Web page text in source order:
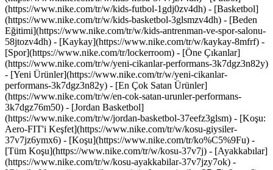
(https://www.nike.com/tr/w/kids-futbol-1gdj0zv4dh) - [Basketbol]
(https://www.nike.com/tr/w/kids-basketbol-3glsmzv4dh) - [Beden
Eğitimi](https://www.nike.com/tr/w/kids-antrenman-ve-spor-salonu-
58jtozv4dh) - [Kaykay](https://www.nike.com/tr/w/kaykay-8mfrf) -
[Spor](https://www.nike.com/tr/lockerroom) - [Öne Çıkanlar]
(https://www.nike.com/tr/w/yeni-cikanlar-performans-3k7dgz3n82y)
- [Yeni Ürünler](https://www.nike.com/tr/w/yeni-cikanlar-
performans-3k7dgz3n82y) - [En Çok Satan Ürünler]
(https://www.nike.com/tr/w/en-cok-satan-urunler-performans-
3k7dgz76m50) - [Jordan Basketbol]
(https://www.nike.com/tr/w/jordan-basketbol-37eefz3glsm) - [Koşu:
Aero-FIT'i Keşfet](https://www.nike.com/tr/w/kosu-giysiler-
37v7jz6ymx6) - [Koşu](https://www.nike.com/tr/ko%C5%9Fu) -
[Tüm Koşu](https://www.nike.com/tr/w/kosu-37v7j) - [Ayakkabılar]
(https://www.nike.com/tr/w/kosu-ayakkabilar-37v7jzy7ok) -